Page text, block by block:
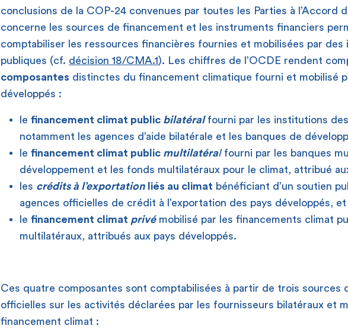
conclusions de la COP-24 convenues par toutes les Parties à l’Accord
concerne les sources de financement et les instruments financiers
comptabiliser les ressources financières fournies et mobilisées par des
publiques (cf. décision 18/CMA.1). Les chiffres de l’OCDE rendent
composantes distinctes du financement climatique fourni et mobilisé
développés :
le financement climat public bilatéralfourni par les institutions
notamment les agences d’aide bilatérale et les banques de
le financement climat public multilatéralfourni par les banques
développement et les fonds multilatéraux pour le climat, attribué
les crédits à l’exportation liés au climat bénéficiant d’un soutien
agences officielles de crédit à l’exportation des pays développés, et
le financement climat privémobilisé par les financements climat
multilatéraux, attribués aux pays développés.
Ces quatre composantes sont comptabilisées à partir de trois sources
officielles sur les activités déclarées par les fournisseurs bilatéraux et
financement climat :